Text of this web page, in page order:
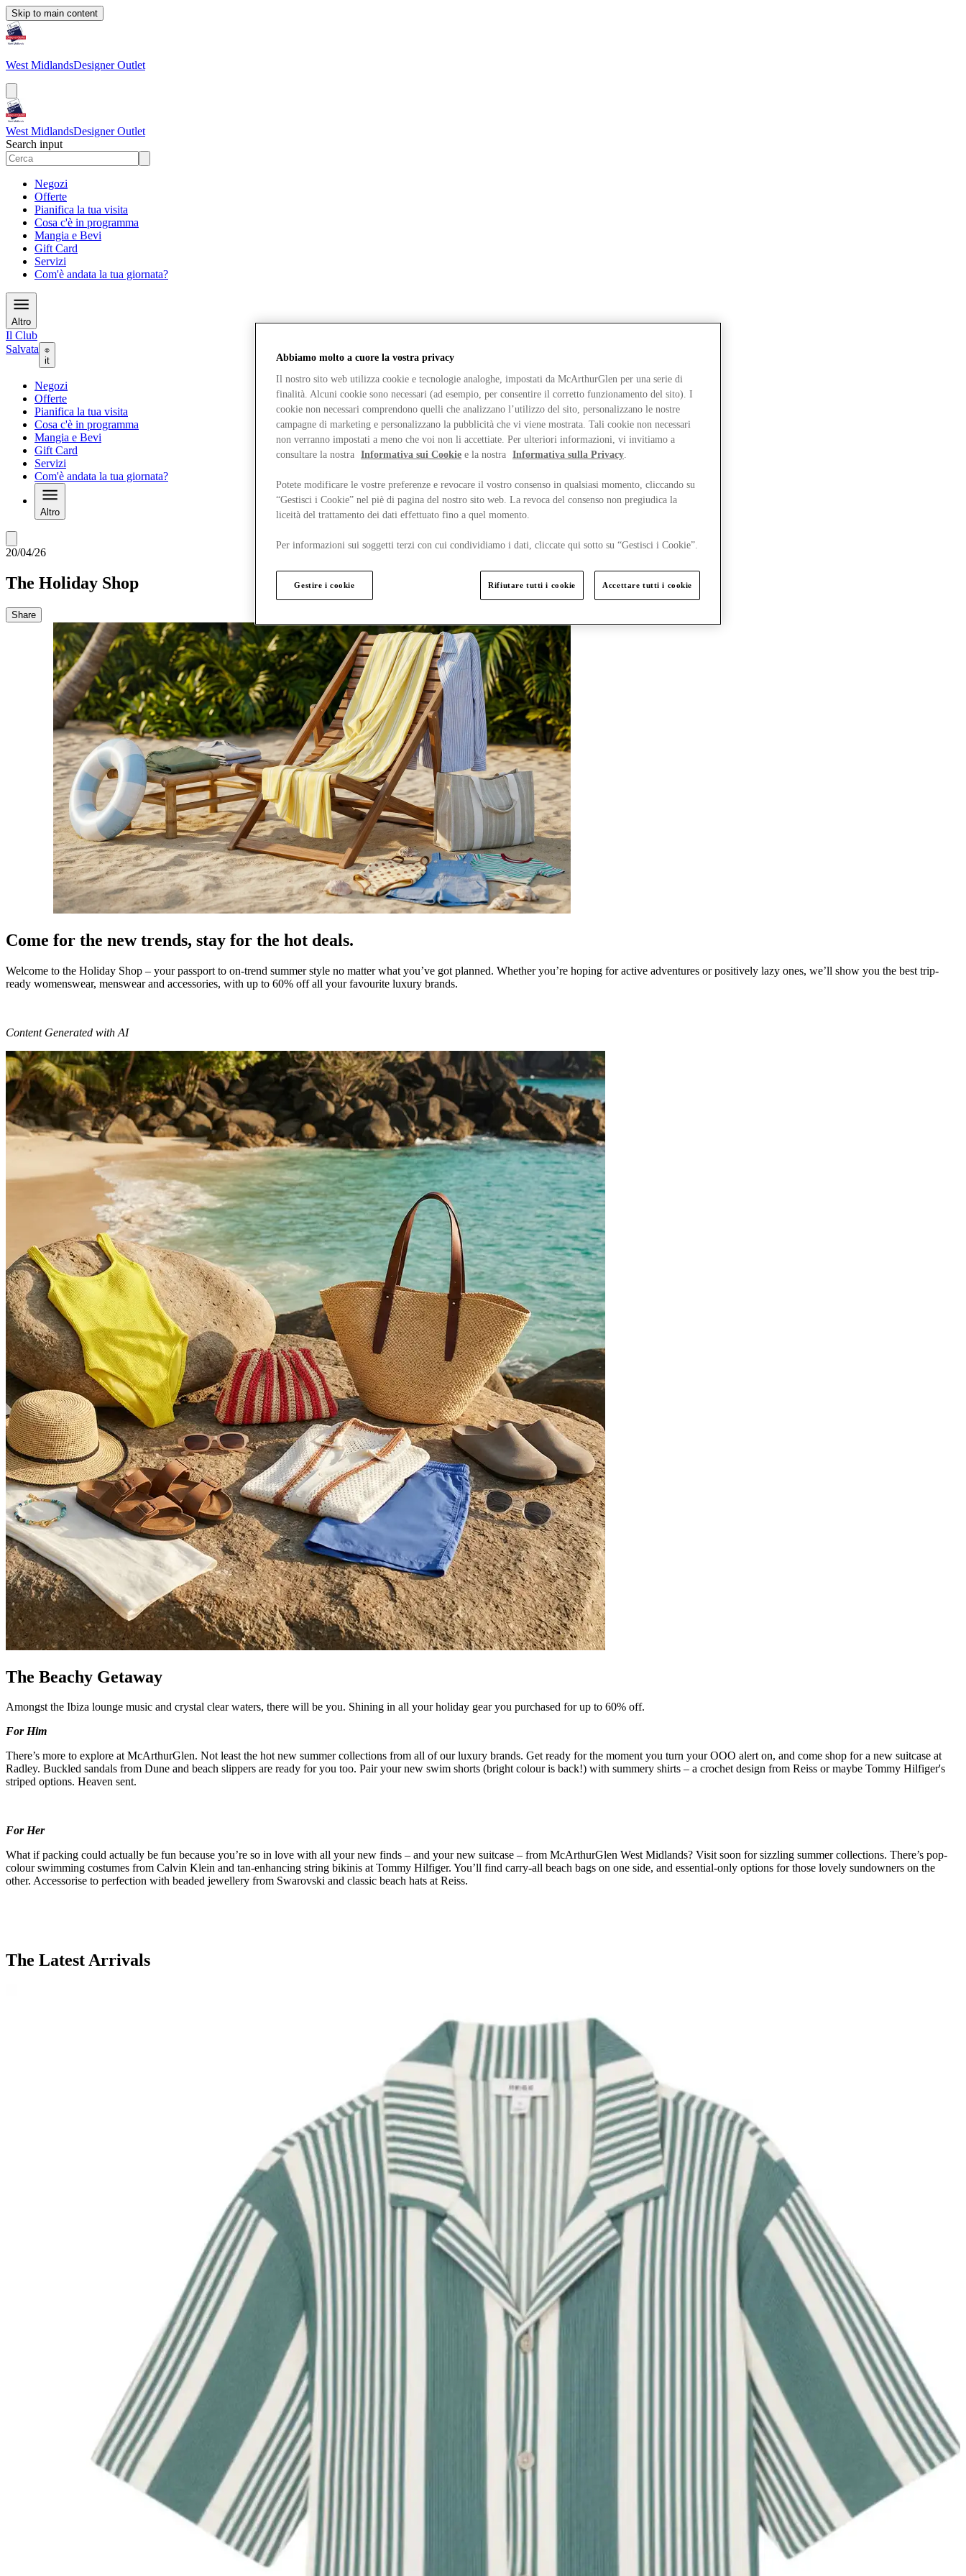
Skip to main content
West MidlandsDesigner Outlet
West MidlandsDesigner Outlet
Search input
Negozi
Offerte
Pianifica la tua visita
Cosa c'è in programma
Mangia e Bevi
Gift Card
Servizi
Com'è andata la tua giornata?
Altro
Il Club
Salvata
it
Negozi
Offerte
Pianifica la tua visita
Cosa c'è in programma
Mangia e Bevi
Gift Card
Servizi
Com'è andata la tua giornata?
Altro
20/04/26
The Holiday Shop
Share
Come for the new trends, stay for the hot deals.
Welcome to the Holiday Shop – your passport to on-trend summer style no matter what you’ve got planned. Whether you’re hoping for active adventures or positively lazy ones, we’ll show you the best trip-
ready womenswear, menswear and accessories, with up to 60% off all your favourite luxury brands.
Content Generated with AI
The Beachy Getaway
Amongst the Ibiza lounge music and crystal clear waters, there will be you. Shining in all your holiday gear you purchased for up to 60% off.
For Him
There’s more to explore at McArthurGlen. Not least the hot new summer collections from all of our luxury brands. Get ready for the moment you turn your OOO alert on, and come shop for a new suitcase at
Radley. Buckled sandals from Dune and beach slippers are ready for you too. Pair your new swim shorts (bright colour is back!) with summery shirts – a crochet design from Reiss or maybe Tommy Hilfiger's
striped options. Heaven sent.
For Her
What if packing could actually be fun because you’re so in love with all your new finds – and your new suitcase – from McArthurGlen West Midlands? Visit soon for sizzling summer collections. There’s pop-
colour swimming costumes from Calvin Klein and tan-enhancing string bikinis at Tommy Hilfiger. You’ll find carry-all beach bags on one side, and essential-only options for those lovely sundowners on the
other. Accessorise to perfection with beaded jewellery from Swarovski and classic beach hats at Reiss.
The Latest Arrivals
Abbiamo molto a cuore la vostra privacy
Il nostro sito web utilizza cookie e tecnologie analoghe, impostati da McArthurGlen per una serie di
finalità. Alcuni cookie sono necessari (ad esempio, per consentire il corretto funzionamento del sito). I
cookie non necessari comprendono quelli che analizzano l’utilizzo del sito, personalizzano le nostre
campagne di marketing e personalizzano la pubblicità che vi viene mostrata. Tali cookie non necessari
non verranno impostati a meno che voi non li accettiate. Per ulteriori informazioni, vi invitiamo a
consultare la nostra Informativa sui Cookie e la nostra Informativa sulla Privacy.
Potete modificare le vostre preferenze e revocare il vostro consenso in qualsiasi momento, cliccando su
“Gestisci i Cookie” nel piè di pagina del nostro sito web. La revoca del consenso non pregiudica la
liceità del trattamento dei dati effettuato fino a quel momento.
Per informazioni sui soggetti terzi con cui condividiamo i dati, cliccate qui sotto su “Gestisci i Cookie”.
Gestire i cookie Rifiutare tutti i cookie Accettare tutti i cookie